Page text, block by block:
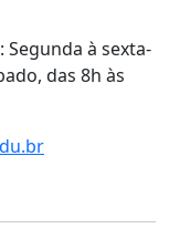
à sexta-
das 8h às